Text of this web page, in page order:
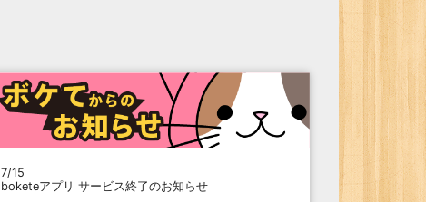
7/15
boketeアプリ サービス終了のお知らせ